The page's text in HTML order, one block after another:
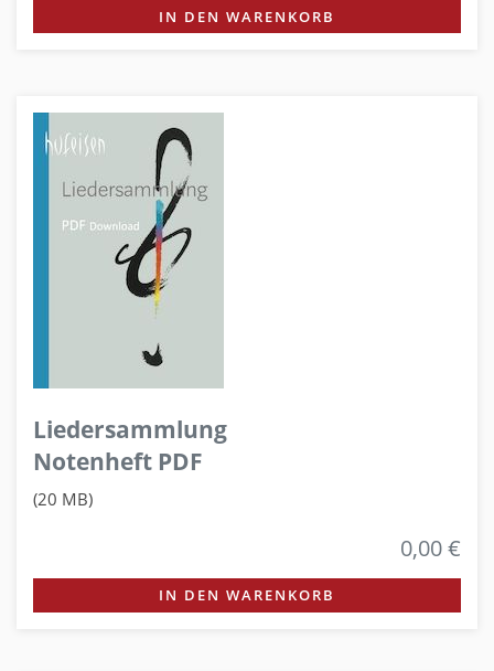
IN DEN WARENKORB
Liedersammlung
Notenheft PDF
(20 MB)
0,00 €
IN DEN WARENKORB